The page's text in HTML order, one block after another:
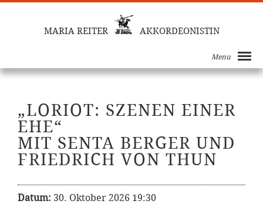
MARIA REITER AKKORDEONISTIN
Menu
„LORIOT: SZENEN EINER
EHE“
MIT SENTA BERGER UND
FRIEDRICH VON THUN
Datum: 30. Oktober 2026 19:30